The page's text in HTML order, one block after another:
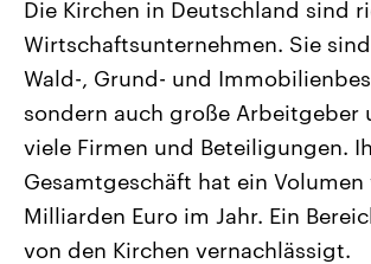
USA
Aktuelle Beiträge, Analysen und
Hintergründe
Wirtschaftlich und militärisch
gehören die Vereinigten Staaten zu
den mächtigsten Ländern der Erde,
mit großem Einfluss auf das
aktuelle Weltgeschehen.
Der
Israel
Sendungen Programm Podcasts
Die Kirchen in Deutschland sind
Wirtschaftsunternehmen. Sie
Wald-, Grund- und
sondern auch große Arbeitgeber
viele Firmen und Beteiligungen.
Gesamtgeschäft hat ein Volumen
Milliarden Euro im Jahr. Ein
von den Kirchen vernachlässigt.